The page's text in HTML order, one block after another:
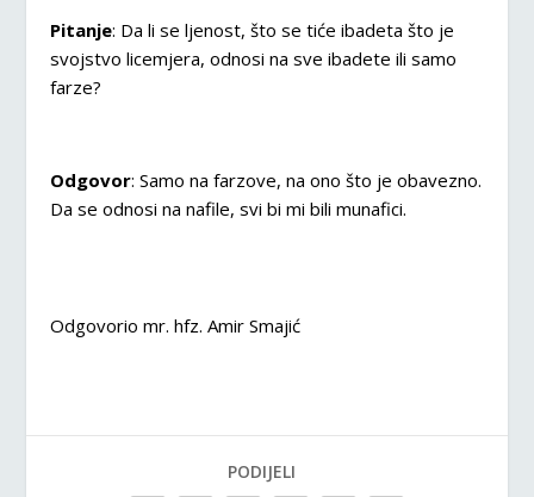
Pitanje: Da li se ljenost, što se tiće ibadeta što je
svojstvo licemjera, odnosi na sve ibadete ili samo
farze?
Odgovor: Samo na farzove, na ono što je obavezno.
Da se odnosi na nafile, svi bi mi bili munafici.
Odgovorio mr. hfz. Amir Smajić
PODIJELI